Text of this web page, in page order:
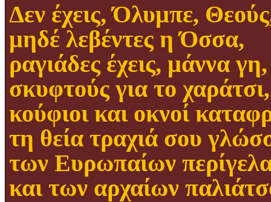
Δεν έχεις, Όλυμπε,
μηδέ λεβέντες η Όσσα,
ραγιάδες έχεις, μάννα γη,
σκυφτούς για το χαράτσι,
κούφιοι και οκνοί
τη θεία τραχιά σου
των Ευρωπαίων
και των αρχαίων